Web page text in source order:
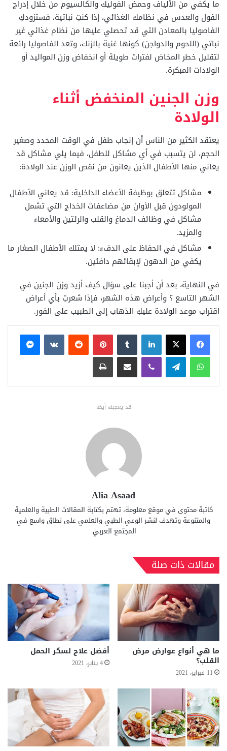
ما يكفي من الألياف وحمض الفوليك والكالسيوم من خلال إدراج
الفول والعدس في نظامك الغذائي، إذا كنتِ نباتية، فستزودكِ
الفاصوليا بالمعادن التي قدتحصلي عليها من نظام غذائي غير
نباتي (اللحوم والدواجن) كونها غنية بالزنك، وتعد الفاصوليا رائعة
لتقليل خطر المخاض لفترات طويلة أو انخفاض وزن المواليد أو
الولادات المبكرة.
وزن الجنين المنخفض أثناء
الولادة
يعتقد الكثير من الناس أن إنجاب طفل في الوقت المحدد وصغير
الحجم، لن يتسبب في أي مشاكل للطفل، فيما يلي مشاكل قد
يعاني منها الأطفال الذين يعانون من نقص الوزن عند الولادة:
مشاكل تتعلق بوظيفة الأعضاء الداخلية: قد يعاني الأطفال
المولودون قبل الأوان من مضاعفات الخداج التي تشمل
مشاكل في وظائف الدماغ والقلب والرئتين والأمعاء
والمزيد.
مشاكل في الحفاظ على الدفء: لا يمتلك الأطفال الصغار ما
يكفي من الدهون لإبقائهم دافئين.
في النهاية، بعد أن أجبنا على سؤال كيف أزيد وزن الجنين في
الشهر التاسع ؟ وأعراض هذه الشهر، فإذا شعرتِ بأي أعراض
اقتراب موعد الولادة عليكِ الذهاب إلى الطبيب على الفور.
فيسبوكX لينكدإن بينتيريست
ماسنجر
واتساب تيلقرام ڤايبر مشاركة عبر البريد طباعة
قد يعجبك أيضا
Alia Asaad
كاتبة محتوى في موقع معلومة، تهتم بكتابة المقالات الطبية والعلمية
والمتنوعة وتهدف لنشر الوعي الطبي والعلمي على نطاق واسع في
المجتمع العربي.
مقالات ذات صلة
ما هي أنواع عوارض مرض
القلب؟
11 فبراير، 2021
أفضل علاج لسكر الحمل
4 يناير، 2021